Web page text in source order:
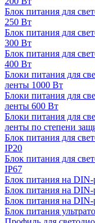
Блок питания для
250 Вт
Блок питания для
300 Вт
Блок питания для
400 Вт
Блоки питания для
ленты 1000 Вт
Блоки питания для
ленты 600 Вт
Блоки питания для
ленты по степени
Блок питания для
IP20
Блок питания для
IP67
Блок питания на DIN-
Блок питания на
Блок питания на
Блок питания